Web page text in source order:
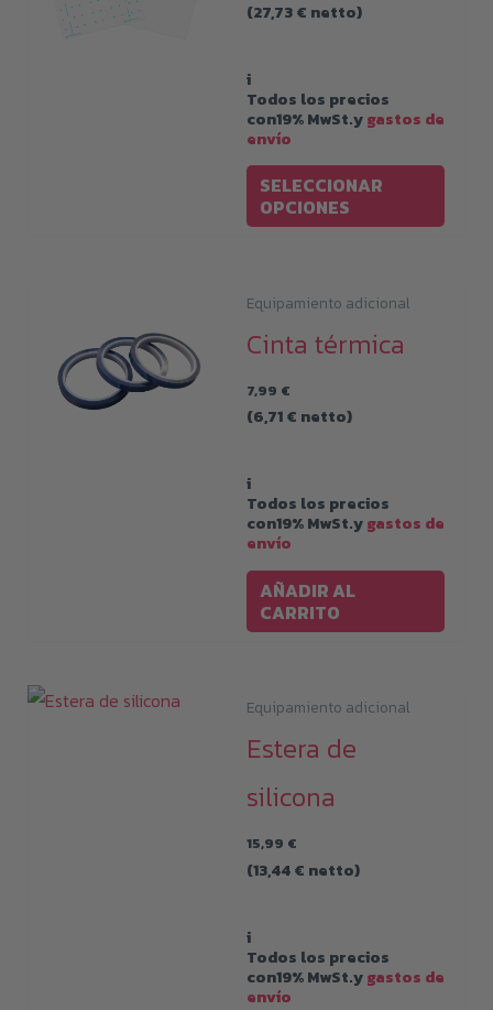
(27,73€ netto)
i
Todos los precios
con19% MwSt.ygastos de
envío
SELECCIONAR
OPCIONES
Este
Equipamiento adicional
Cinta térmica
7,99 €
(6,71€ netto)
i
Todos los precios
con19% MwSt.ygastos de
envío
AÑADIR AL
CARRITO
Equipamiento adicional
Estera de
silicona
15,99 €
(13,44€ netto)
i
Todos los precios
con19% MwSt.ygastos de
envío